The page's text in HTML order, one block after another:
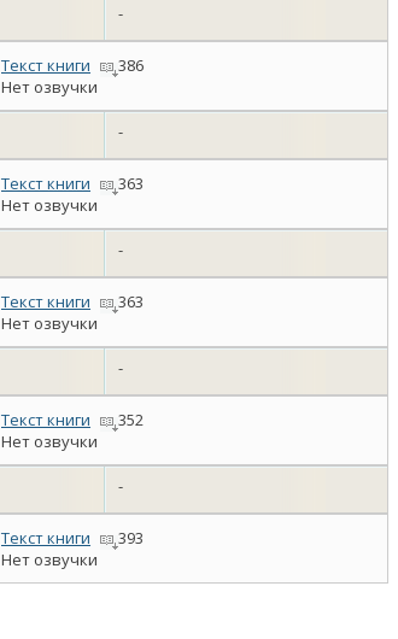
-
Текст книги
386
Нет озвучки
-
Текст книги
363
Нет озвучки
-
Текст книги
363
Нет озвучки
-
Текст книги
352
Нет озвучки
-
Текст книги
393
Нет озвучки